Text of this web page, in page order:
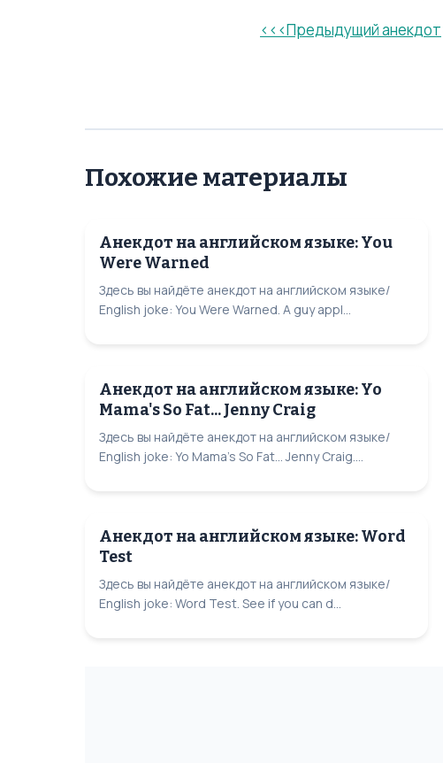
<<<Предыдущий анекдот
Похожие материалы
Анекдот на английском языке: You
Were Warned
Здесь вы найдёте анекдот на английском языке/
English joke: You Were Warned. A guy appl...
Анекдот на английском языке: Yo
Mama's So Fat... Jenny Craig
Здесь вы найдёте анекдот на английском языке/
English joke: Yo Mama's So Fat... Jenny Craig....
Анекдот на английском языке: Word
Test
Здесь вы найдёте анекдот на английском языке/
English joke: Word Test. See if you can d...